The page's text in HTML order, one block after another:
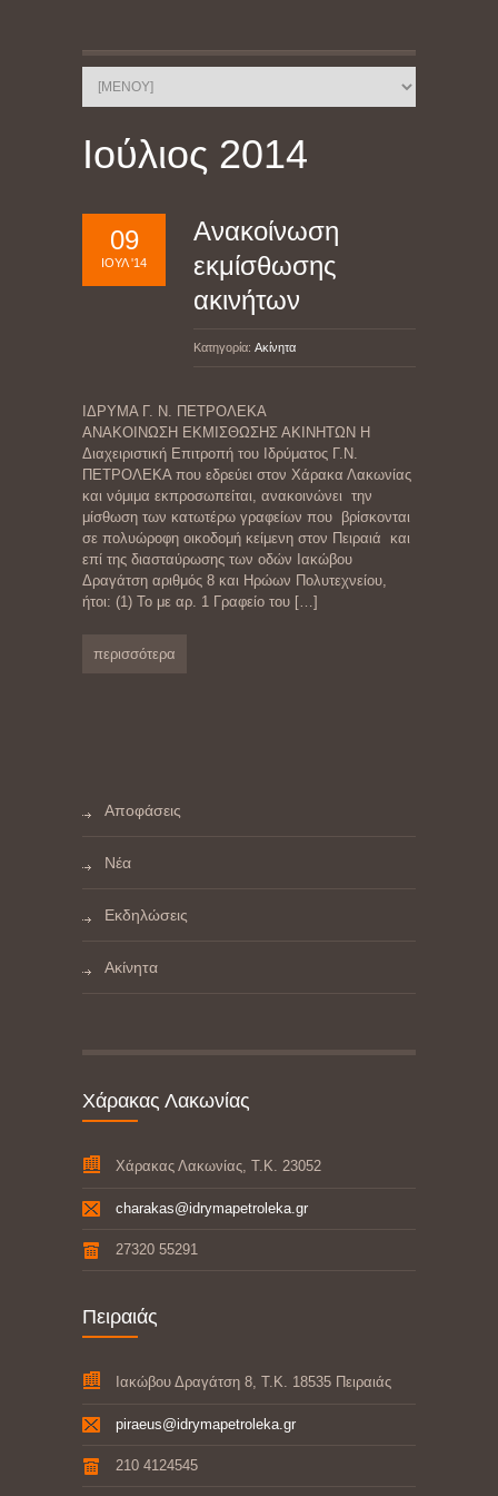
Ιούλιος 2014
09
ΙΟΎΛ '14
Ανακοίνωση
εκμίσθωσης
ακινήτων
Κατηγορία: Ακίνητα
ΙΔΡΥΜΑ Γ. Ν. ΠΕΤΡΟΛΕΚΑ
ΑΝΑΚΟΙΝΩΣΗ ΕΚΜΙΣΘΩΣΗΣ ΑΚΙΝΗΤΩΝ Η
Διαχειριστική Επιτροπή του Ιδρύματος Γ.Ν.
ΠΕΤΡΟΛΕΚΑ που εδρεύει στον Χάρακα Λακωνίας
και νόμιμα εκπροσωπείται, ανακοινώνει την
μίσθωση των κατωτέρω γραφείων που βρίσκονται
σε πολυώροφη οικοδομή κείμενη στον Πειραιά και
επί της διασταύρωσης των οδών Ιακώβου
Δραγάτση αριθμός 8 και Ηρώων Πολυτεχνείου,
ήτοι: (1) Το με αρ. 1 Γραφείο του […]
περισσότερα
Αποφάσεις
Νέα
Εκδηλώσεις
Ακίνητα
Χάρακας Λακωνίας
Χάρακας Λακωνίας, Τ.Κ. 23052
charakas@idrymapetroleka.gr
27320 55291
Πειραιάς
Ιακώβου Δραγάτση 8, Τ.Κ. 18535 Πειραιάς
piraeus@idrymapetroleka.gr
210 4124545